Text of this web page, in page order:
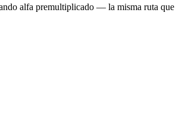
alfa premultiplicado — la misma ruta que